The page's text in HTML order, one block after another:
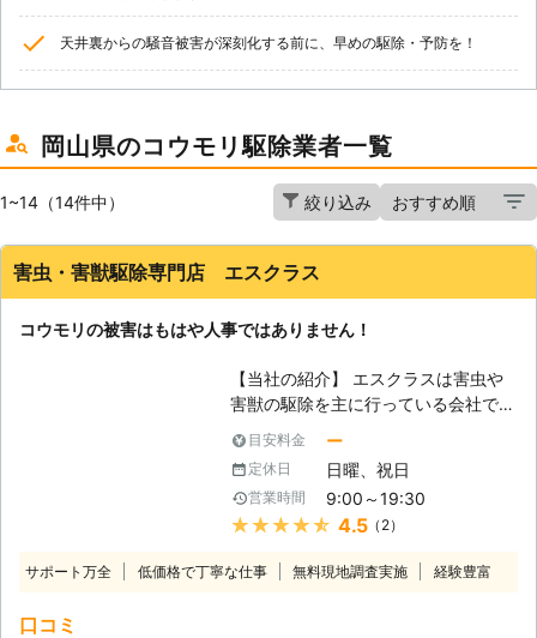
天井裏からの騒音被害が深刻化する前に、早めの駆除・予防を！
岡山県のコウモリ駆除業者一覧
1~14（14件中） 絞り込み
害虫・害獣駆除専門店 エスクラス
コウモリの被害はもはや人事ではありません！
【当社の紹介】 エスクラスは害虫や
害獣の駆除を主に行っている会社であ
り、徹底した駆除で住み心地の良い環
境改善をお届けさせて頂いておりま
す。コウモリ駆除についても増加傾向
が窺えてしまう事態が報告されている
事から、1人でも多くの方にお喜び頂
て頂きます。 【コウモリ対策が必要
目安料金 ー
定休日 日曜、祝日
営業時間 9:00～19:30
★★★★★ 4.5（2）
サポート万全 低価格で丁寧な仕事 無料現地調査実施 経験豊富
口コミ